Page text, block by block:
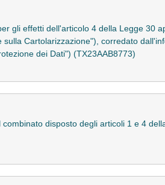
gli effetti dell'articolo 4 della Legge 30
Cartolarizzazione"), corredato
dei Dati") (TX23AAB8773)
disposto degli articoli 1 e 4